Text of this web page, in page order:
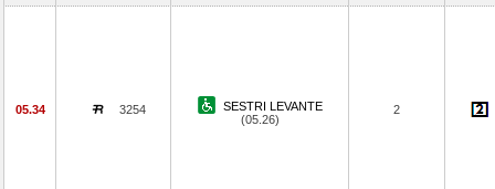
05.34 3254
SESTRI LEVANTE
(05.26)
2